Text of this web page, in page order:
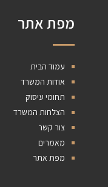
מפת אתר
עמוד הבית
אודות המשרד
תחומי עיסוק
הצלחות המשרד
צור קשר
מאמרים
מפת אתר